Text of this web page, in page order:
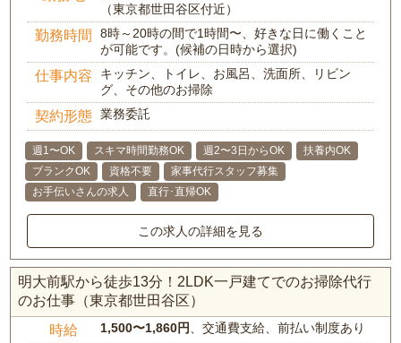
（東京都世田谷区付近）
勤務時間
8時～20時の間で1時間〜、好きな日に働くこと
が可能です。(候補の日時から選択)
仕事内容
キッチン、トイレ、お風呂、洗面所、リビン
グ、その他のお掃除
契約形態 業務委託
週1〜OK スキマ時間勤務OK 週2〜3日からOK
扶養内OK
ブランクOK
資格不要
家事代行スタッフ募集
お手伝いさんの求人
直行･直帰OK
この求人の詳細を見る
明大前駅から徒歩13分！2LDK一戸建てでのお掃除代行
のお仕事（東京都世田谷区）
時給 1,500〜1,860円 、交通費支給、前払い制度あり